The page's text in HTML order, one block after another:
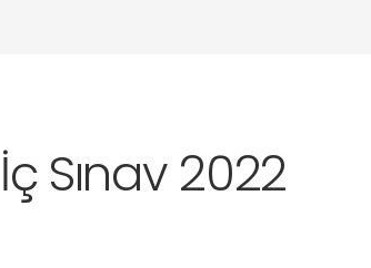
Sınav 2022